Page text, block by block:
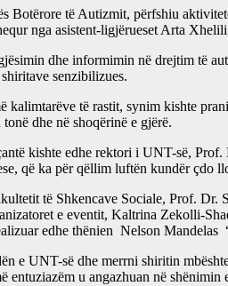
Botërore të Autizmit, përfshiu
nga asistent-ligjërueset Arta
dhe informimin në drejtim të
senzibilizues.
të rastit, synim kishte
dhe në shoqërinë e gjërë.
kishte edhe rektori i UNT-së,
që ka për qëllim luftën kundër çdo
të Shkencave Sociale, Prof. Dr.
e eventit, Kaltrina Zekolli-
edhe thënien Nelson Mandelas
e UNT-së dhe merrni shiritin
entuziazëm u angazhuan në shënimin